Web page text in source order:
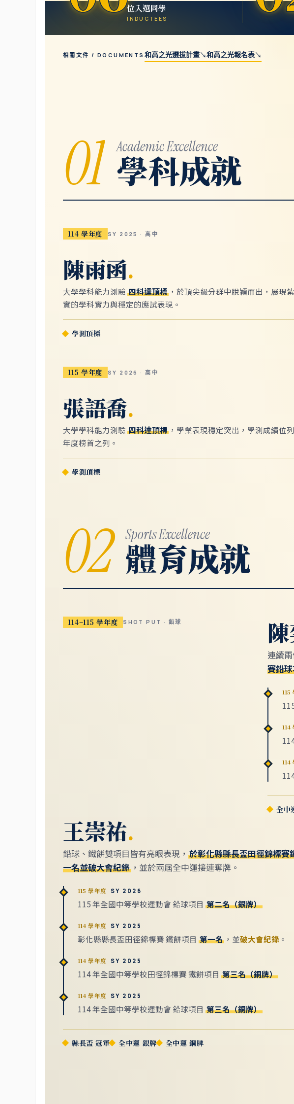
位入選同學
INDUCTEES
相關文件 / DOCUMENTS 和高之光選拔計畫↘和高之光報名表↘
01 Academic Excellence
學科成就
114 學年度 SY 2025 · 高中
陳雨函.
大學學科能力測驗 四科達頂標 ，於頂尖級分群中脫穎而出，展現紮
實的學科實力與穩定的應試表現。
學測頂標
115 學年度 SY 2026 · 高中
張語喬.
大學學科能力測驗 四科達頂標 ，學業表現穩定突出，學測成績位列
年度榜首之列。
學測頂標
02 Sports Excellence
體育成就
114–115 學年度 SHOT PUT · 鉛球
連續
賽鉛
115
114
114
全中
王崇祐.
鉛球、鐵餅雙項目皆有亮眼表現， 於彰化縣縣長盃田徑錦標賽
一名並破大會紀錄 ，並於兩屆全中運接連奪牌。
115 學年度 SY 2026
115 年全國中等學校運動會 鉛球項目 第二名（銀牌）
114 學年度 SY 2025
彰化縣縣長盃田徑錦標賽 鐵餅項目 第一名，並破大會紀錄。
114 學年度 SY 2025
114 年全國中等學校田徑錦標賽 鐵餅項目 第三名（銅牌）
114 學年度 SY 2025
114 年全國中等學校運動會 鉛球項目 第三名（銅牌）
縣長盃 冠軍 全中運 銀牌 全中運 銅牌